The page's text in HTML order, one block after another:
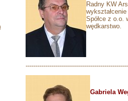
Radny KW
Spółce z o.o.
wędkarstwo.
Gabriela